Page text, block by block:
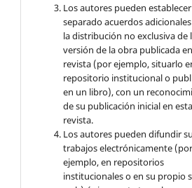
Los autores pueden
separado acuerdos
la distribución no exclusiva de
versión de la obra publicada
revista (por ejemplo, situarlo
repositorio institucional o
en un libro), con un
de su publicación inicial en
revista.
Los autores pueden difundir
trabajos electrónicamente
ejemplo, en repositorios
institucionales o en su propio